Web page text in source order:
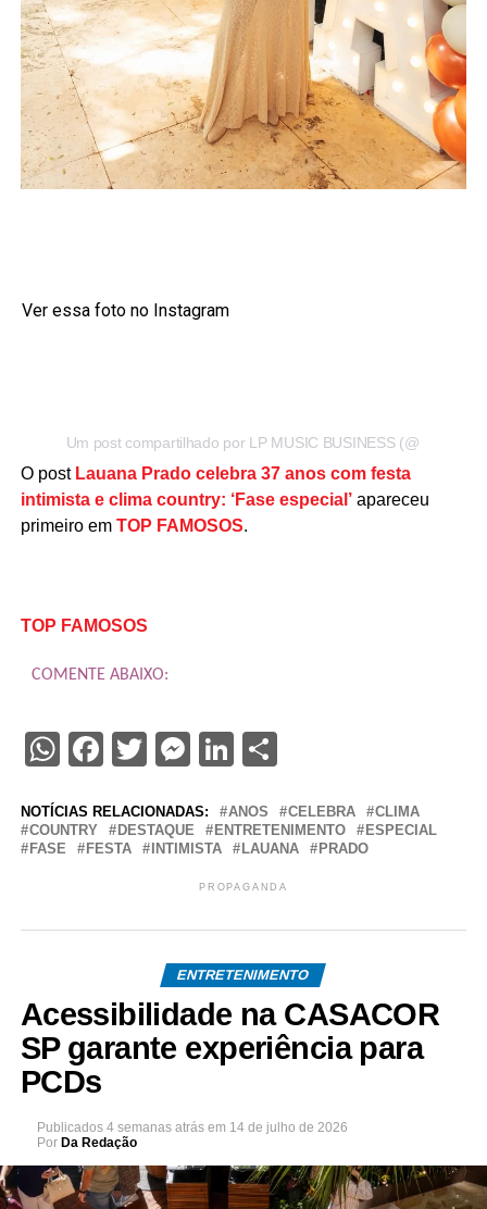
Ver essa foto no Instagram
Um post compartilhado por LP MUSIC BUSINESS
O post Lauana Prado celebra 37 anos com festa
intimista e clima country: ‘Fase especial’apareceu
primeiro em TOP FAMOSOS.
TOP FAMOSOS
COMENTE ABAIXO:
WhatsApp
Facebook
Twitter
Messenger
LinkedIn
Share
NOTÍCIAS RELACIONADAS: ANOS CELEBRA
CLIMA
COUNTRY
DESTAQUE ENTRETENIMENTO
ESPECIAL
FASE
FESTA INTIMISTA LAUANA PRADO
PROPAGANDA
ENTRETENIMENTO
Acessibilidade na CASACOR
SP garante experiência para
PCDs
Publicados 4 semanas atrás em 14 de julho de 2026
Por Da Redação